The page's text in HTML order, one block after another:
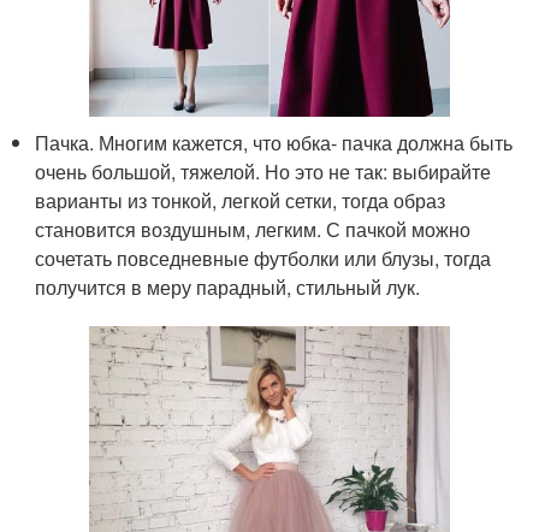
Пачка. Многим кажется, что юбка- пачка должна быть
очень большой, тяжелой. Но это не так: выбирайте
варианты из тонкой, легкой сетки, тогда образ
становится воздушным, легким. С пачкой можно
сочетать повседневные футболки или блузы, тогда
получится в меру парадный, стильный лук.